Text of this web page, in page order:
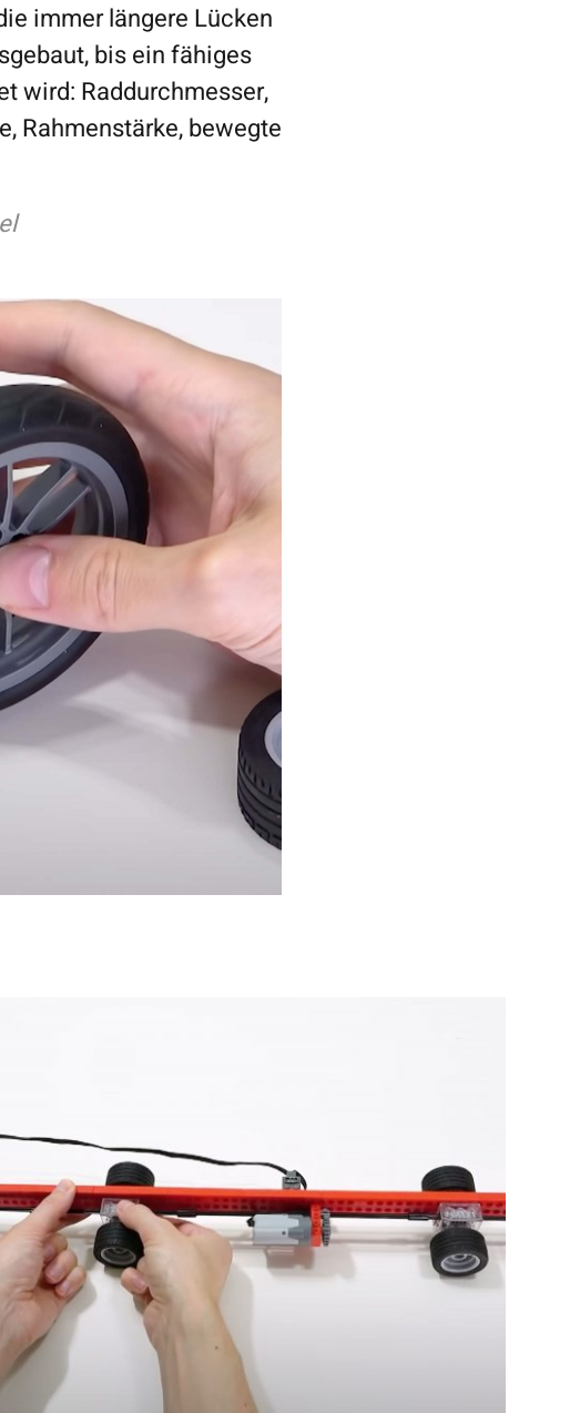
immer längere Lücken
bis ein fähiges
wird: Raddurchmesser,
Rahmenstärke, bewegte